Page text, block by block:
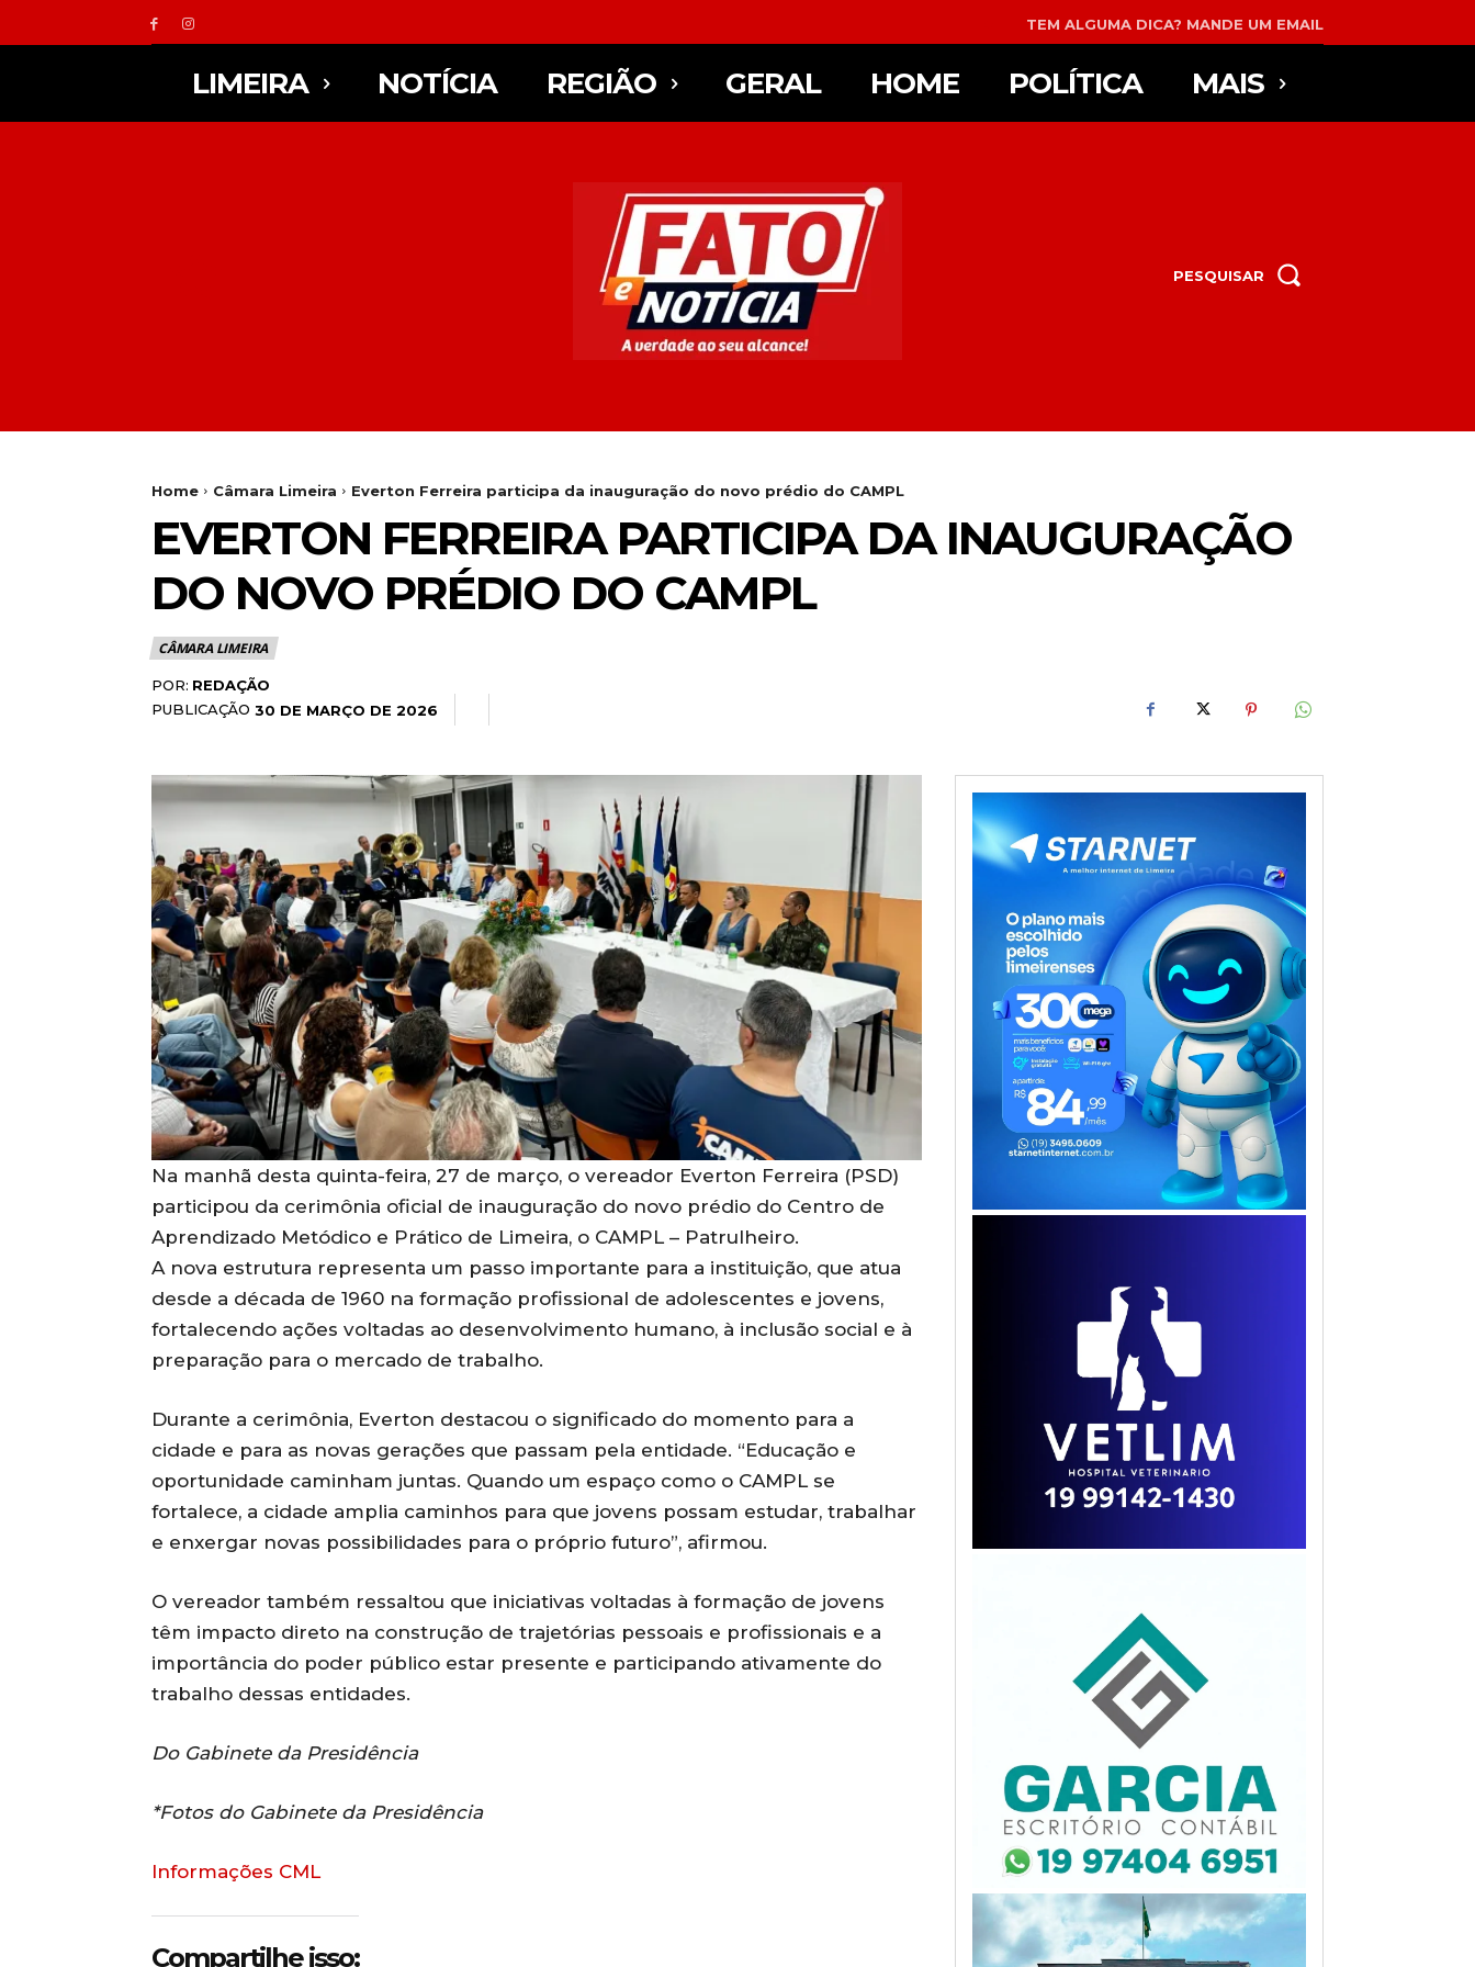
TEM ALGUMA DICA? MANDE UM EMAIL
LIMEIRA NOTÍCIA REGIÃO GERAL HOME POLÍTICA MAIS
PESQUISAR
Home Câmara Limeira Everton Ferreira participa da inauguração do novo prédio do CAMPL
EVERTON FERREIRA PARTICIPA DA INAUGURAÇÃO
DO NOVO PRÉDIO DO CAMPL
CÂMARA LIMEIRA
POR: REDAÇÃO
PUBLICAÇÃO 30 DE MARÇO DE 2026
Na manhã desta quinta-feira, 27 de março, o vereador Everton Ferreira (PSD)
participou da cerimônia oficial de inauguração do novo prédio do Centro de
Aprendizado Metódico e Prático de Limeira, o CAMPL – Patrulheiro.
A nova estrutura representa um passo importante para a instituição, que atua
desde a década de 1960 na formação profissional de adolescentes e jovens,
fortalecendo ações voltadas ao desenvolvimento humano, à inclusão social e à
preparação para o mercado de trabalho.
Durante a cerimônia, Everton destacou o significado do momento para a
cidade e para as novas gerações que passam pela entidade. “Educação e
oportunidade caminham juntas. Quando um espaço como o CAMPL se
fortalece, a cidade amplia caminhos para que jovens possam estudar, trabalhar
e enxergar novas possibilidades para o próprio futuro”, afirmou.
O vereador também ressaltou que iniciativas voltadas à formação de jovens
têm impacto direto na construção de trajetórias pessoais e profissionais e a
importância do poder público estar presente e participando ativamente do
trabalho dessas entidades.
Do Gabinete da Presidência
*Fotos do Gabinete da Presidência
Informações CML
Compartilhe isso: